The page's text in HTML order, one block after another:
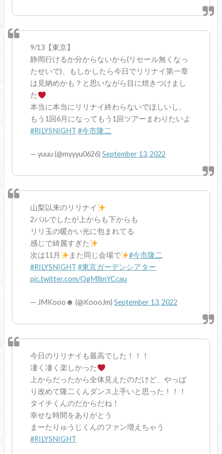
9/13【東京】
静岡行けるか分からないから(リセール無くなっ
たせいで)、もしかしたら今日でリリナイ第一章
は見納めかも？と思いながら目に焼きつけまし
た
本当に本当にリリナイ終わらないでほしいし、
もう1回6月になってもう1回ツアーまわりたいよ
#RILYSNIGHT #今市隆二
— yuuu (@myyyu0626)September 13, 2022
山梨以来のリリナイ
2バルでしたが上からも下からも
リリ玉の暖かい光に包まれてる
感じで綺麗すぎた
次は11月
また同じ会場で
#今市隆二
#RILYSNIGHT #東京ガーデンシアター
pic.twitter.com/QgM8mYCcau
— JMKooo☻ (@KoooJm)September 13, 2022
今日のリリナイも最高でした！！！
凄く凄く楽しかった
上からだったから全体見えたのだけど、やっぱ
り改めて隆二くんダンス上手いと思った！！！
タイチくんのだからだね！
幸せな時間をありがとう
まーたりゅうじくんのファン増えちゃう
#RILYSNIGHT